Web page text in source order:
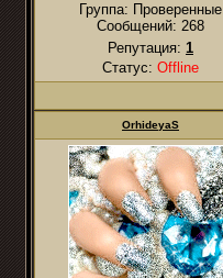
Группа: Проверенные
Сообщений: 268
Репутация: 1
Статус: Offline
OrhideyaS